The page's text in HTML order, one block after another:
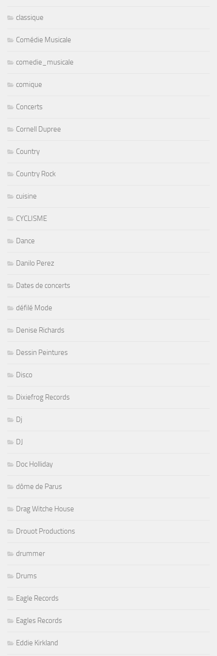
classique
Comédie Musicale
comedie_musicale
comique
Concerts
Cornell Dupree
Country
Country Rock
cuisine
CYCLISME
Dance
Danilo Perez
Dates de concerts
défilé Mode
Denise Richards
Dessin Peintures
Disco
Dixiefrog Records
Dj
DJ
Doc Holliday
dôme de Parus
Drag Witche House
Drouot Productions
drummer
Drums
Eagle Records
Eagles Records
Eddie Kirkland